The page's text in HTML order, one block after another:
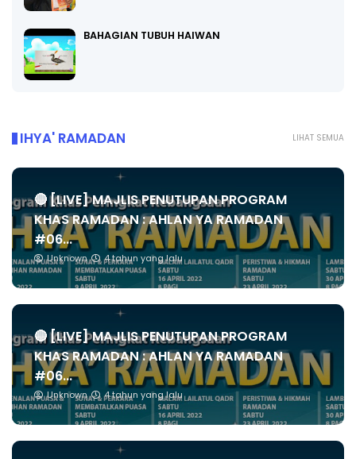
BAHAGIAN TUBUH HAIWAN
LIHAT SEMUA
IHYA' RAMADAN
🔴 [LIVE] MAJLIS PENUTUPAN PROGRAM
KHAS RAMADAN : AHLAN YA RAMADAN
#06...
Unknown 4 tahun yang lalu
🔴 [LIVE] MAJLIS PENUTUPAN PROGRAM
KHAS RAMADAN : AHLAN YA RAMADAN
#06...
Unknown 4 tahun yang lalu